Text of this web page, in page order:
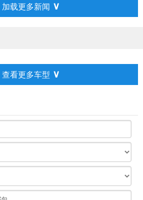
加载更多新闻 ∨
查看更多车型 ∨